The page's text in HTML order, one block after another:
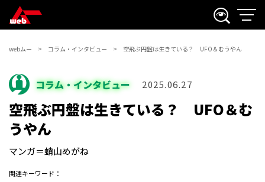
webムー コラム・インタビュー 空飛ぶ円盤は生きている？ UFO＆むうやん
コラム・インタビュー 2025.06.27
空飛ぶ円盤は生きている？ UFO＆む
うやん
マンガ＝蛸山めがね
関連キーワード：